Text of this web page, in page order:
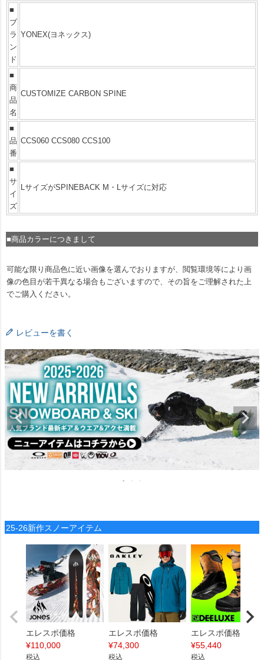
■
ブ
ラ
ン
ド
YONEX(ヨネックス)
■
商
品
名
CUSTOMIZE CARBON SPINE
■
品
番
CCS060 CCS080 CCS100
■
サ
イ
ズ
LサイズがSPINEBACK M・Lサイズに対応
■商品カラーにつきまして
可能な限り商品色に近い画像を選んでおりますが、閲覧環境等により画
像の色目が若干異なる場合もございますので、その旨をご理解された上
でご購入ください。
レビューを書く
25-26新作スノーアイテム
エレスポ価格
¥110,000
税込
エレスポ価格
¥74,300
税込
エレスポ価格
¥55,440
税込